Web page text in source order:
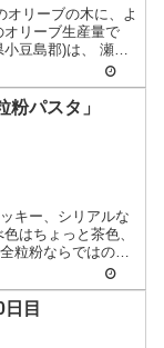
オリーブの木に、よ
オリーブ生産量で
豆島郡)は、 瀬戸
粉パスタ」
キー、シリアルな
はちょっと茶色、
粒粉ならではのお
目